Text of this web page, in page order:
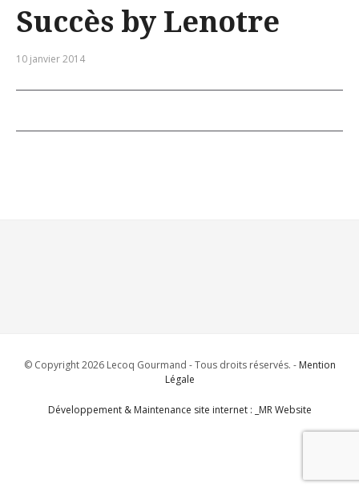
Succès by Lenotre
10 janvier 2014
© Copyright 2026 Lecoq Gourmand - Tous droits réservés. - Mention
Légale
Développement & Maintenance site internet : _MR Website